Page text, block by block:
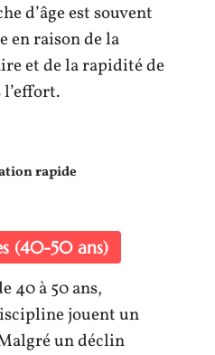
d’âge est souvent
en raison de la
et de la rapidité de
rapide
(40-50 ans)
40 à 50 ans,
jouent un
un déclin